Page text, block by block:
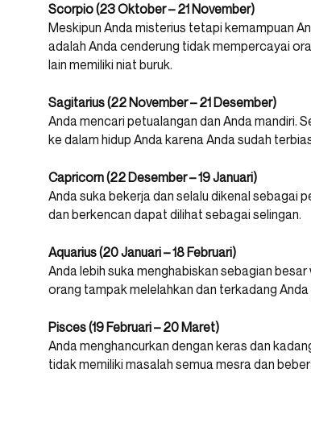
Scorpio (23 Oktober – 21 November)
Meskipun Anda misterius tetapi kemampuan
adalah Anda cenderung tidak mempercayai
lain memiliki niat buruk.
Sagitarius (22 November – 21 Desember)
Anda mencari petualangan dan Anda mandiri.
ke dalam hidup Anda karena Anda sudah
Capricorn (22 Desember – 19 Januari)
Anda suka bekerja dan selalu dikenal sebagai
dan berkencan dapat dilihat sebagai selingan.
Aquarius (20 Januari – 18 Februari)
Anda lebih suka menghabiskan sebagian
orang tampak melelahkan dan terkadang
Pisces (19 Februari – 20 Maret)
Anda menghancurkan dengan keras dan
tidak memiliki masalah semua mesra dan